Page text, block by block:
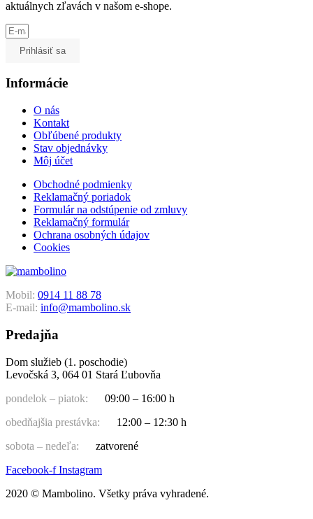
aktuálnych zľavách v našom e-shope.
Prihlásiť sa
Informácie
O nás
Kontakt
Obľúbené produkty
Stav objednávky
Môj účet
Obchodné podmienky
Reklamačný poriadok
Formulár na odstúpenie od zmluvy
Reklamačný formulár
Ochrana osobných údajov
Cookies
Mobil: 0914 11 88 78
E-mail: info@mambolino.sk
Predajňa
Dom služieb (1. poschodie)
Levočská 3, 064 01 Stará Ľubovňa
pondelok – piatok:
09:00 – 16:00 h
obedňajšia prestávka:
12:00 – 12:30 h
sobota – nedeľa:
zatvorené
Facebook-f Instagram
2020 © Mambolino. Všetky práva vyhradené.